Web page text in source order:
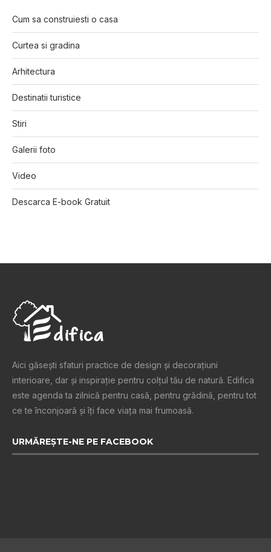
Cum sa construiesti o casa
Curtea si gradina
Arhitectura
Destinatii turistice
Stiri
Galerii foto
Video
Descarca E-book Gratuit
Aici găsești sfaturi practice de design şi decoraţiuni
interioare, dar și inspiraţie pentru colţul tău de natură. Edifica
este agenda ta zilnică pentru casă, pentru grădină, pentru tot
ce te înconjoară şi îţi face viaţa mai frumoasă.
URMĂREȘTE-NE PE FACEBOOK